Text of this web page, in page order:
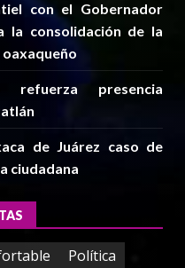
con el Gobernador
la consolidación de la
refuerza presencia
de Juárez caso de
ciudadana
Política